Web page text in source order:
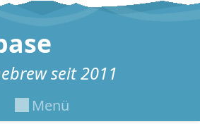
seit 2011
Menü